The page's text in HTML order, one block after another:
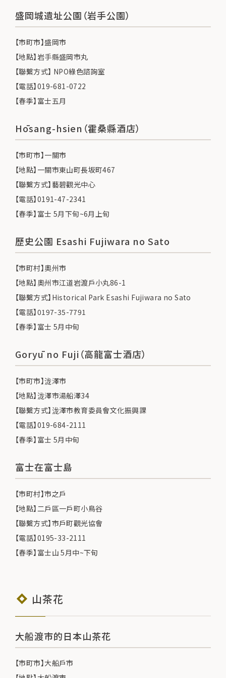
盛岡城遺址公園（岩手公園）
【市町市】盛岡市
【地點】岩手縣盛岡市丸
【聯繫方式】 NPO綠色諮詢室
【電話】019-681-0722
【春季】富士五月
Hōsang-hsien（霍桑縣酒店）
【市町市】一關市
【地點】一關市東山町長坂町467
【聯繫方式】藝碧觀光中心
【電話】0191-47-2341
【春季】富士 5月下旬~6月上旬
歷史公園 Esashi Fujiwara no Sato
【市町村】奧州市
【地點】奧州市江道岩渡戶小丸86-1
【聯繫方式】Historical Park Esashi Fujiwara no Sato
【電話】0197-35-7791
【春季】富士 5月中旬
Goryū no Fuji（高龍富士酒店）
【市町市】泷澤市
【地點】泷澤市湯船澤34
【聯繫方式】泷澤市教育委員會文化振興課
【電話】019-684-2111
【春季】富士 5月中旬
富士在富士島
【市町村】市之戶
【地點】二戶區一戶町小鳥谷
【聯繫方式】市戶町觀光協會
【電話】0195-33-2111
【春季】富士山 5月中~下旬
山茶花
大船渡市的日本山茶花
【市町市】大船戶市